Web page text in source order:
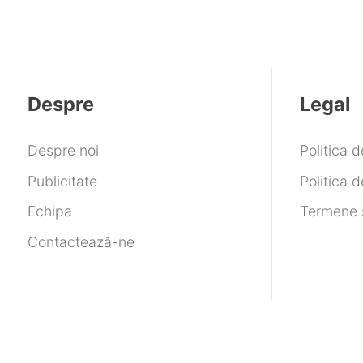
Despre
Despre noi
Publicitate
Echipa
Contactează-ne
Legal
Politica
Politica
Termene